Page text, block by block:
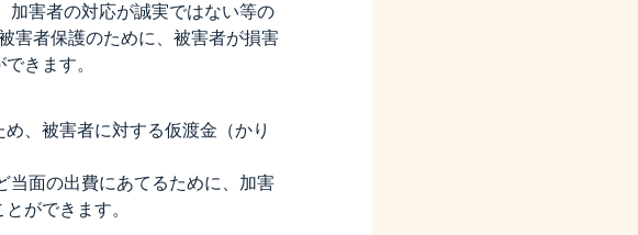
加害者の対応が誠実ではない等の
害者保護のために、被害者が損害
きます。
、被害者に対する仮渡金（かり
当面の出費にあてるために、加害
ができます。